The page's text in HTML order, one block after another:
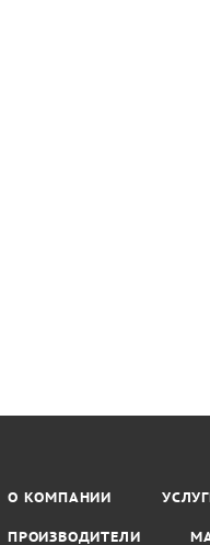
О КОМПАНИИ
ПРОИЗВОДИТЕЛИ